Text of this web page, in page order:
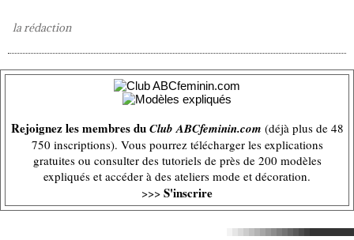
la rédaction
Rejoignez les membres duClub ABCfeminin.com (déjà plus de 48
750 inscriptions). Vous pourrez télécharger les explications
gratuites ou consulter des tutoriels de près de 200 modèles
expliqués et accéder à des ateliers mode et décoration.
>>> S'inscrire